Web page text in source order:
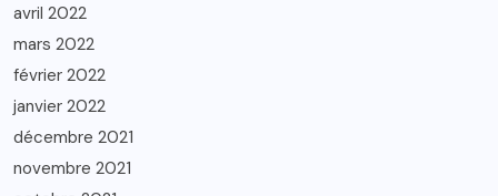
avril 2022
mars 2022
février 2022
janvier 2022
décembre 2021
novembre 2021